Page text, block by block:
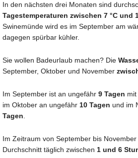
In den nächsten drei Monaten sind
Tagestemperaturen zwischen 7 °C und
Swinemünde wird es im September am
dagegen spürbar kühler.
Sie wollen Badeurlaub machen? Die
September, Oktober und November
Im September ist an ungefähr 9 Tagen
im Oktober an ungefähr 10 Tagen und im
Tagen
Im Zeitraum von September bis November
Durchschnitt täglich zwischen 1 und 6